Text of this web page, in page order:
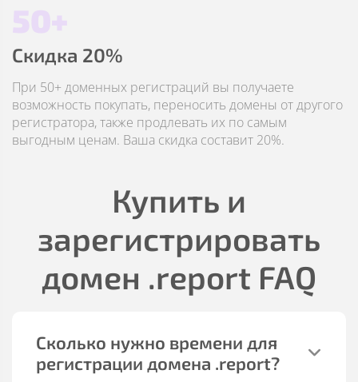
50+
Скидка 20%
При 50+ доменных регистраций вы получаете
возможность покупать, переносить домены от другого
регистратора, также продлевать их по самым
выгодным ценам. Ваша скидка составит 20%.
Купить и
зарегистрировать
домен .report FAQ
Сколько нужно времени для
регистрации домена .report?